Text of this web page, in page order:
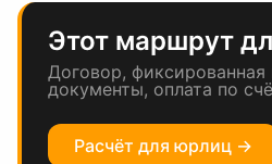
Этот маршрут
Договор,
документы, оплата по
Расчёт для юрлиц →